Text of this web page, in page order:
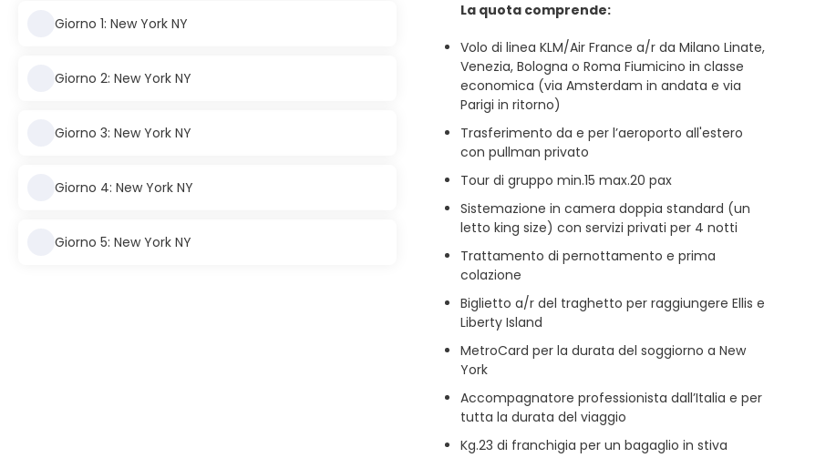
Giorno 1: New York NY
Giorno 2: New York NY
Giorno 3: New York NY
Giorno 4: New York NY
Giorno 5: New York NY
La quota comprende:
Volo di linea KLM/Air France a/r da Milano Linate,
Venezia, Bologna o Roma Fiumicino in classe
economica (via Amsterdam in andata e via
Parigi in ritorno)
Trasferimento da e per l’aeroporto all'estero
con pullman privato
Tour di gruppo min.15 max.20 pax
Sistemazione in camera doppia standard (un
letto king size) con servizi privati per 4 notti
Trattamento di pernottamento e prima
colazione
Biglietto a/r del traghetto per raggiungere Ellis e
Liberty Island
MetroCard per la durata del soggiorno a New
York
Accompagnatore professionista dall’Italia e per
tutta la durata del viaggio
Kg.23 di franchigia per un bagaglio in stiva